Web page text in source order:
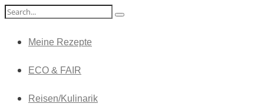
Meine Rezepte
ECO & FAIR
Reisen/Kulinarik